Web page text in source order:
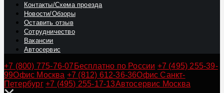
Контакты/Схема проезда
Новости/Обзоры
Оставить отзыв
Сотрудничество
Вакансии
Автосервис
+7 (800) 775-76-07 Бесплатно по России +7 (495) 255-39-
99Офис Москва +7 (812) 612-36-36Офис Санкт-
Петербург +7 (495) 255-17-13Автосервис Москва